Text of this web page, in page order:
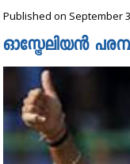
Published on September
ഓസ്ട്രേലിയന്‍